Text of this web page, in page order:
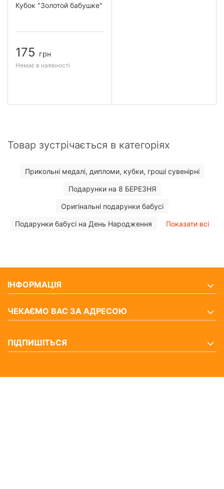
Кубок "Золотой бабушке"
175 грн
Немає в наявності
Товар зустрічається в категоріях
Прикольні медалі, дипломи, кубки, гроші сувенірні
Подарунки на 8 БЕРЕЗНЯ
Оригінальні подарунки бабусі
Подарунки бабусі на День Народження Показати всі
ІНФОРМАЦІЯ
ЧЕКАЄМО ВАС ЗА АДРЕСОЮ
ПІДПИШІТЬСЯ